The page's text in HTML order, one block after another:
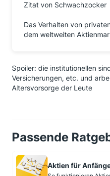
Zitat von Schwachzocker
Das Verhalten von
dem weltweiten
Spoiler: die institutionellen
Versicherungen, etc. und
Altersvorsorge der Leute
Passende
Aktien für